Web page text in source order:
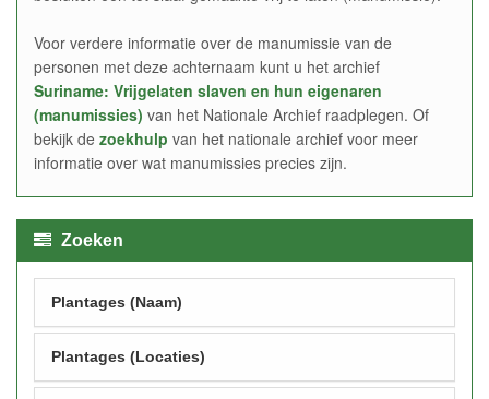
Voor verdere informatie over de manumissie van de
personen met deze achternaam kunt u het archief
Suriname: Vrijgelaten slaven en hun eigenaren
(manumissies) van het Nationale Archief raadplegen. Of
bekijk de zoekhulp van het nationale archief voor meer
informatie over wat manumissies precies zijn.
Zoeken
Plantages (Naam)
Plantages (Locaties)